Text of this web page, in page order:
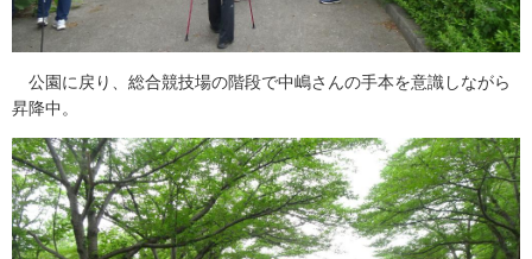
公園に戻り、総合競技場の階段で中嶋さんの手本を意識しながら
昇降中。